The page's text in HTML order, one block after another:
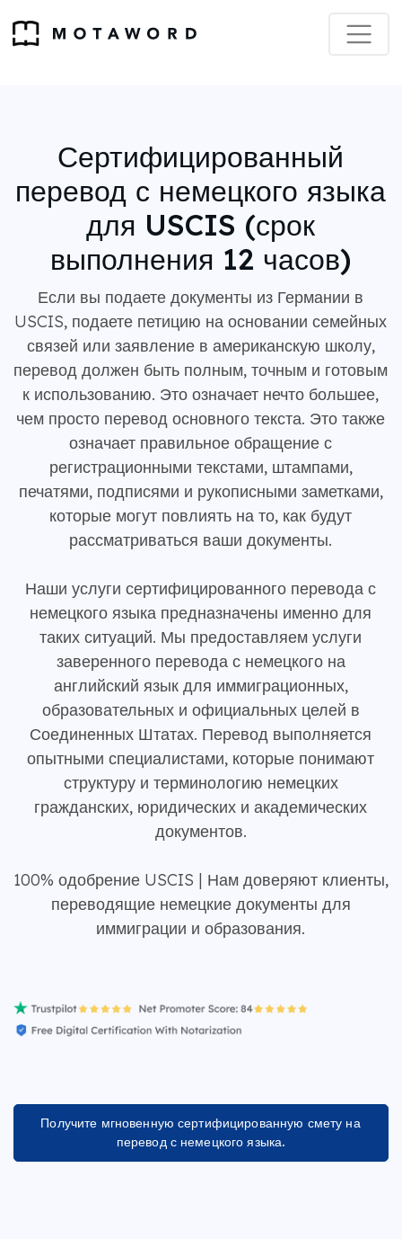
Сертифицированный
перевод с немецкого языка
для USCIS (срок
выполнения 12 часов)
Если вы подаете документы из Германии в
USCIS, подаете петицию на основании семейных
связей или заявление в американскую школу,
перевод должен быть полным, точным и готовым
к использованию. Это означает нечто большее,
чем просто перевод основного текста. Это также
означает правильное обращение с
регистрационными текстами, штампами,
печатями, подписями и рукописными заметками,
которые могут повлиять на то, как будут
рассматриваться ваши документы.
Наши услуги сертифицированного перевода с
немецкого языка предназначены именно для
таких ситуаций. Мы предоставляем услуги
заверенного перевода с немецкого на
английский язык для иммиграционных,
образовательных и официальных целей в
Соединенных Штатах. Перевод выполняется
опытными специалистами, которые понимают
структуру и терминологию немецких
гражданских, юридических и академических
документов.
100% одобрение USCIS | Нам доверяют клиенты,
переводящие немецкие документы для
иммиграции и образования.
Получите мгновенную сертифицированную смету на
перевод с немецкого языка.